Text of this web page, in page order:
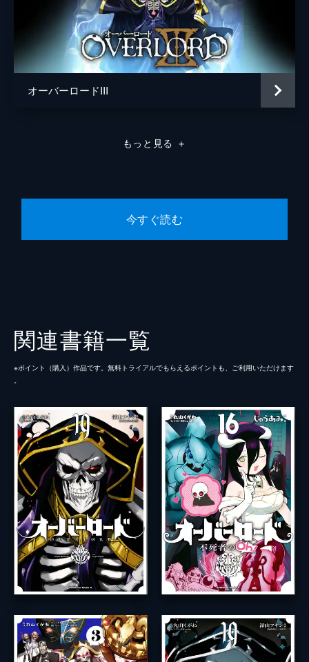
オーバーロードIII
もっと見る ＋
今すぐ読む
関連書籍一覧
※ポイント（購⼊）作品です。無料トライアルでもらえるポイントも、ご利⽤いただけます